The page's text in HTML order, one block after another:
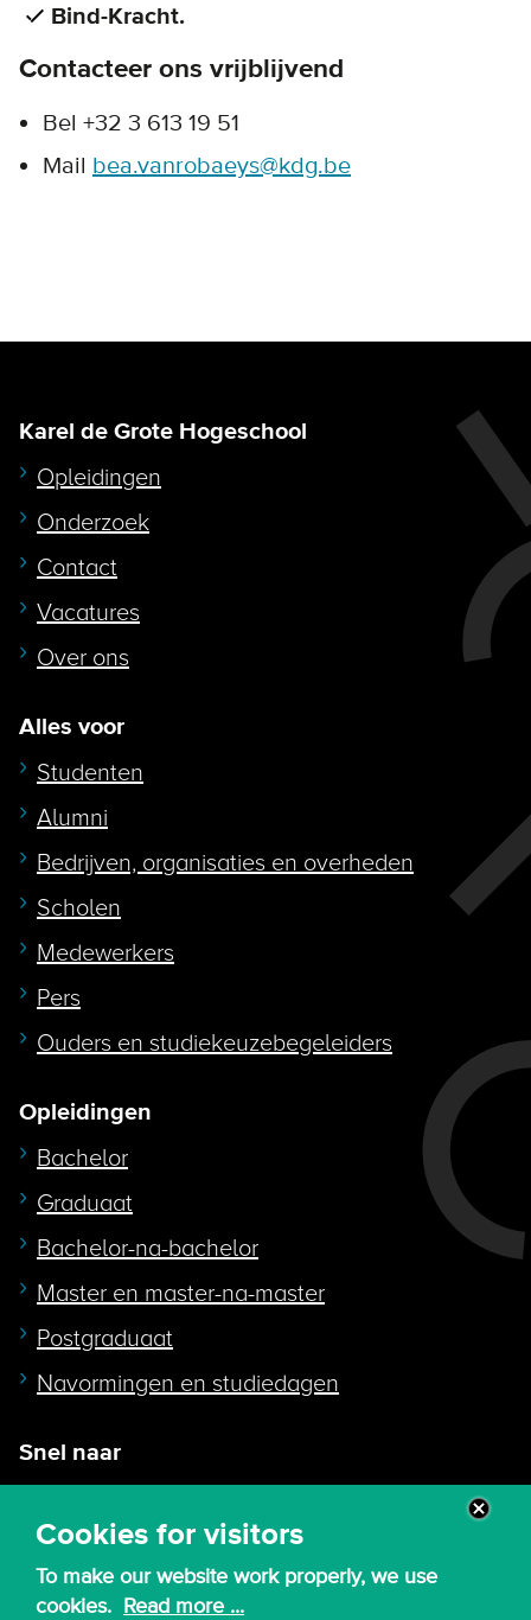
Cookies for visitors
To make our website work properly, we use
cookies. Read more ...
Bind-Kracht.
Contacteer ons vrijblijvend
Bel +32 3 613 19 51
Mail bea.vanrobaeys@kdg.be
Karel de Grote Hogeschool
Opleidingen
Onderzoek
Contact
Vacatures
Over ons
Alles voor
Studenten
Alumni
Bedrijven, organisaties en overheden
Scholen
Medewerkers
Pers
Ouders en studiekeuzebegeleiders
Opleidingen
Bachelor
Graduaat
Bachelor-na-bachelor
Master en master-na-master
Postgraduaat
Navormingen en studiedagen
Snel naar
Webmail
Canvas